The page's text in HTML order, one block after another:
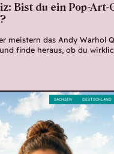
Bist du ein Pop-Art-
meistern das Andy Warhol
finde heraus, ob du
DEUTSCHLAND
SACHSEN